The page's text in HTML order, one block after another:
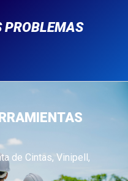
PROBLEMAS
de Cintas, Vinipell,